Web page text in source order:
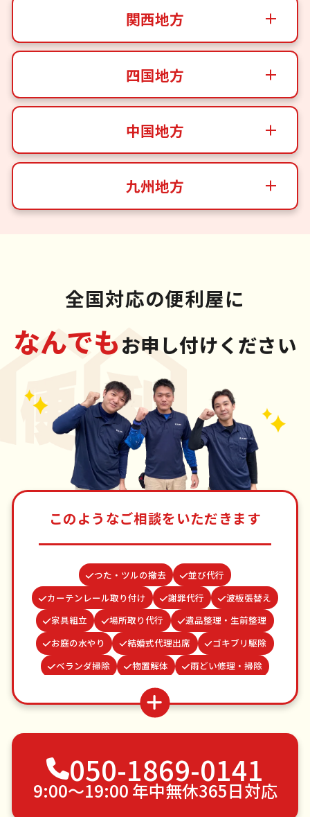
関西地方
四国地方
中国地方
九州地方
全国対応の便利屋に
なんでもお申し付けください
このようなご相談をいただきます
つた・ツルの撤去
並び代行
カーテンレール取り付け
謝罪代行
波板張替え
家具組立
場所取り代行
遺品整理・生前整理
お庭の水やり
結婚式代理出席
ゴキブリ駆除
ベランダ掃除
物置解体
雨どい修理・掃除
クモの駆除
水道パッキン交換
網戸張替え
お墓参り代行
買い物代行
不用品回収
ゴミ屋敷片付け
植木の剪定
植木の伐採
手すり取り付け
ペットのお世話
エアコンクリーニング
050-1869-0141
9:00〜19:00 年中無休365日対応